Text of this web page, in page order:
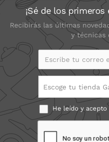
¡Sé de los
Recibirás las últimas
y técnicas
Escribe tu
Escoge tu tienda
He leído y